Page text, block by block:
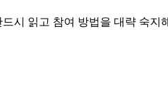
시 읽고 참여 방법을 대략 숙지